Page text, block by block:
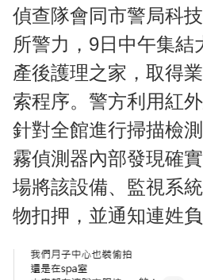
偵查隊會同市警局科
所警力，9日中午集結
產後護理之家，取得
索程序。警方利用紅
針對全館進行掃描檢
霧偵測器內部發現確
場將該設備、監視系
物扣押，並通知連姓